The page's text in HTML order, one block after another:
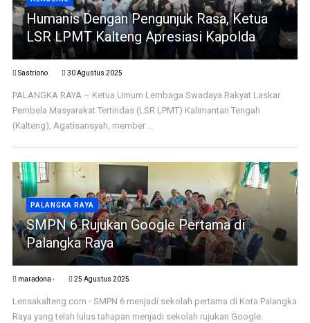
Humanis Dengan Pengunjuk Rasa, Ketua
LSR LPMT Kalteng Apresiasi Kapolda
Sastriono 30 Agustus 2025
PALANGKA RAYA – Ketua Umum Lembaga Swadaya Rakyat Laskar
Pembela Masyarakat Tertindas (LSR LPMT) Kalimantan Tengah
(Kalteng), Agatisansyah, member ...
PALANGKA RAYA
SMPN 6 Rujukan Google Pertama di
Palangka Raya
maradona - 25 Agustus 2025
Lensakalteng.com - SMPN 6 menjadi sekolah pertama di Kota Palangka
Raya yang telah lulus tahapan menjadi sekolah rujukan Google.